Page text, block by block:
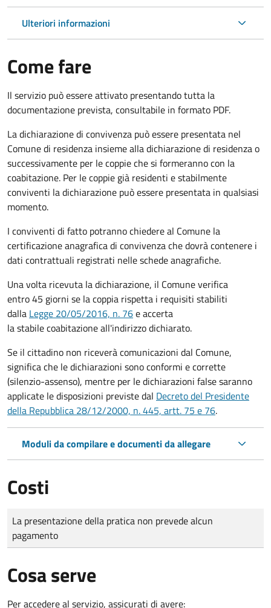
Ulteriori informazioni
Come fare
Il servizio può essere attivato presentando tutta la
documentazione prevista, consultabile in formato PDF.
La dichiarazione di convivenza può essere presentata nel
Comune di residenza insieme alla dichiarazione di residenza o
successivamente per le coppie che si formeranno con la
coabitazione. Per le coppie già residenti e stabilmente
conviventi la dichiarazione può essere presentata in qualsiasi
momento.
I conviventi di fatto potranno chiedere al Comune la
certificazione anagrafica di convivenza che dovrà contenere i
dati contrattuali registrati nelle schede anagrafiche.
Una volta ricevuta la dichiarazione, il Comune verifica
entro 45 giorni se la coppia rispetta i requisiti stabiliti
dalla Legge 20/05/2016, n. 76e accerta
la stabile coabitazione all'indirizzo dichiarato.
Se il cittadino non riceverà comunicazioni dal Comune,
significa che le dichiarazioni sono conformi e corrette
(silenzio-assenso), mentre per le dichiarazioni false saranno
applicate le disposizioni previste dal Decreto del Presidente
della Repubblica 28/12/2000, n. 445, artt. 75 e 76.
Moduli da compilare e documenti da allegare
Costi
Tipo di pagamento
Importo
La presentazione della pratica non prevede alcun
pagamento
Cosa serve
Per accedere al servizio, assicurati di avere: